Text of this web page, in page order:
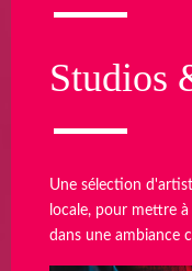
Studios
Une sélection
locale, pour mettre
dans une ambiance